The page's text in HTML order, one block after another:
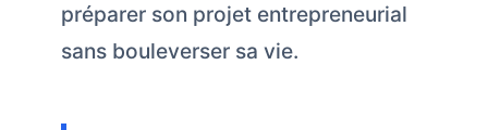
préparer son projet entrepreneurial
sans bouleverser sa vie.